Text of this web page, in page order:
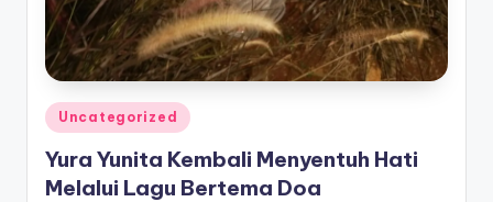
Posted
in
Uncategorized
Yura Yunita Kembali Menyentuh Hati
Melalui Lagu Bertema Doa